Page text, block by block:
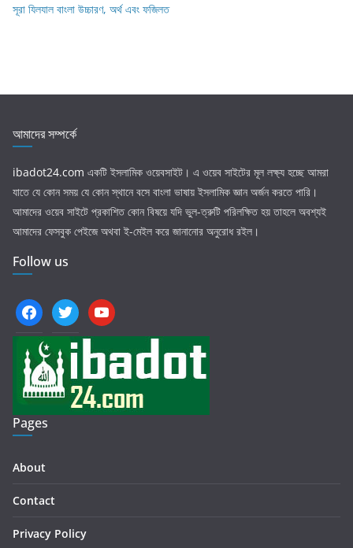
সূরা যিলযাল বাংলা উচ্চারণ, অর্থ এবং ফজিলত
আমাদের সম্পর্কে
ibadot24.com একটি ইসলামিক ওয়েবসাইট। এ ওয়েব সাইটের মূল লক্ষ্য হচ্ছে আমরা
যাতে যে কোন সময় যে কোন স্থানে বসে বাংলা ভাষায় ইসলামিক জ্ঞান অর্জন করতে পারি।
আমাদের ওয়েব সাইটে প্রকাশিত কোন বিষয়ে যদি ভুল-ত্রুটি পরিলক্ষিত হয় তাহলে অবশ্যই
আমাদের ফেসবুক পেইজে অথবা ই-মেইল করে জানানোর অনুরোধ রইল।
Follow us
facebooktwitter youtube
Pages
About
Contact
Privacy Policy